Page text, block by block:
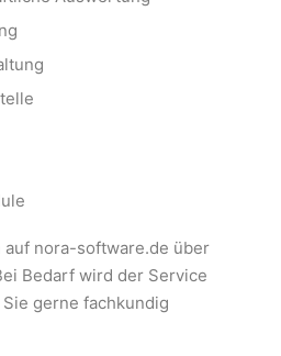
nora-software.de über
Bedarf wird der Service
gerne fachkundig